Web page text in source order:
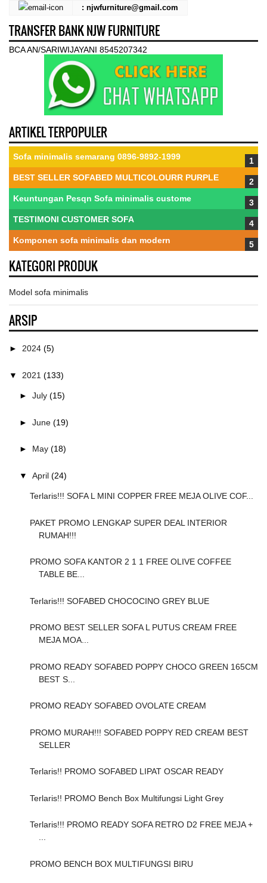
: njwfurniture@gmail.com
TRANSFER BANK NJW FURNITURE
BCA AN/SARIWIJAYANI 8545207342
ARTIKEL TERPOPULER
Sofa minimalis semarang 0896-9892-1999
BEST SELLER SOFABED MULTICOLOURR PURPLE
Keuntungan Pesqn Sofa minimalis custome
TESTIMONI CUSTOMER SOFA
Komponen sofa minimalis dan modern
KATEGORI PRODUK
Model sofa minimalis
ARSIP
► 2024 (5)
▼ 2021 (133)
► July (15)
► June (19)
► May (18)
▼ April (24)
Terlaris!!! SOFA L MINI COPPER FREE MEJA OLIVE COF...
PAKET PROMO LENGKAP SUPER DEAL INTERIOR
RUMAH!!!
PROMO SOFA KANTOR 2 1 1 FREE OLIVE COFFEE
TABLE BE...
Terlaris!!! SOFABED CHOCOCINO GREY BLUE
PROMO BEST SELLER SOFA L PUTUS CREAM FREE
MEJA MOA...
PROMO READY SOFABED POPPY CHOCO GREEN 165CM
BEST S...
PROMO READY SOFABED OVOLATE CREAM
PROMO MURAH!!! SOFABED POPPY RED CREAM BEST
SELLER
Terlaris!! PROMO SOFABED LIPAT OSCAR READY
Terlaris!! PROMO Bench Box Multifungsi Light Grey
Terlaris!!! PROMO READY SOFA RETRO D2 FREE MEJA +
...
PROMO BENCH BOX MULTIFUNGSI BIRU